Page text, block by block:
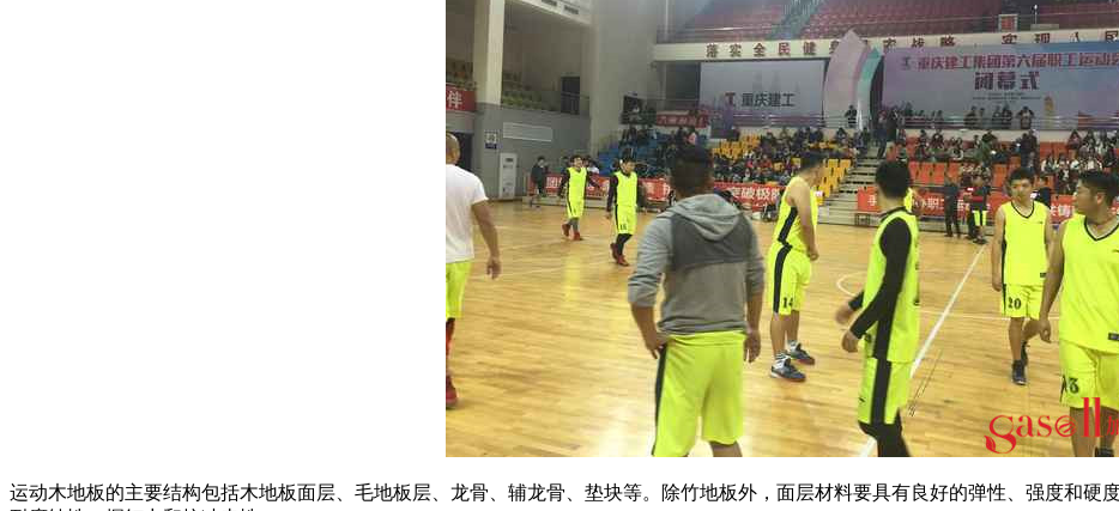
运动木地板的主要结构包括木地板面层、毛地板层、龙骨、辅龙骨、垫块等。除竹地板外，面层材料要具有良好的弹性、强度和硬